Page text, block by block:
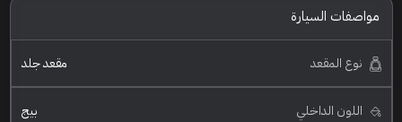
مواصفات السيارة
نوع المقعد مقعد جلد
اللون الداخلي بيج